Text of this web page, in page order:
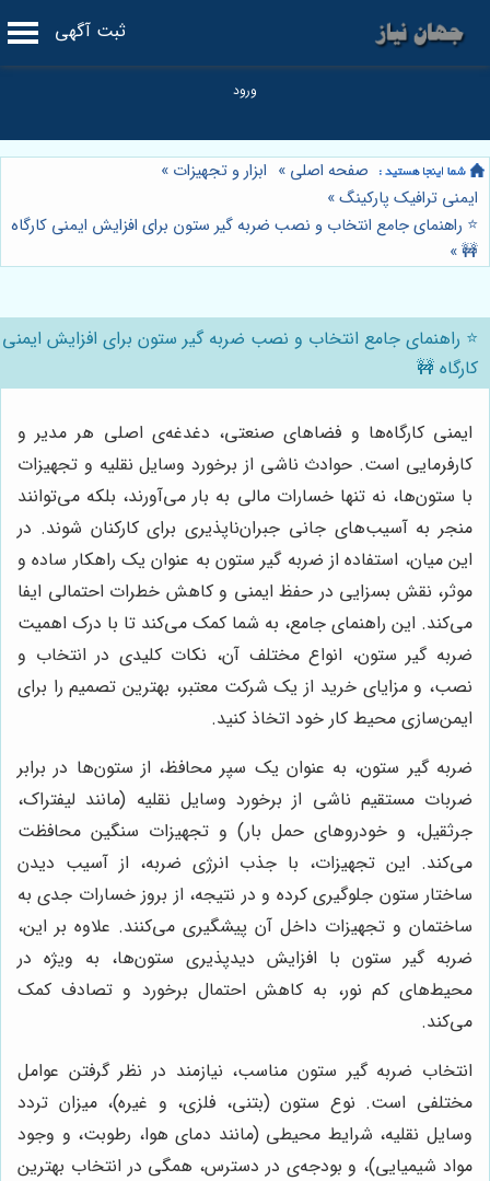
ثبت آگهی
صفحه اصلی » ابزار و تجهیزات »
ایمنی ترافیک پارکینگ»
⭐️ راهنمای جامع انتخاب و نصب ضربه گیر ستون برای افزایش ایمنی کارگاه
🚧
»
⭐️ راهنمای جامع انتخاب و نصب ضربه گیر ستون برای افزایش ایمنی
کارگاه 🚧
ایمنی کارگاه‌ها و فضاهای صنعتی، دغدغه‌ی اصلی هر مدیر و
کارفرمایی است. حوادث ناشی از برخورد وسایل نقلیه و تجهیزات
با ستون‌ها، نه تنها خسارات مالی به بار می‌آورند، بلکه می‌توانند
منجر به آسیب‌های جانی جبران‌ناپذیری برای کارکنان شوند. در
این میان، استفاده از ضربه گیر ستون به عنوان یک راهکار ساده و
موثر، نقش بسزایی در حفظ ایمنی و کاهش خطرات احتمالی ایفا
می‌کند. این راهنمای جامع، به شما کمک می‌کند تا با درک اهمیت
ضربه گیر ستون، انواع مختلف آن، نکات کلیدی در انتخاب و
نصب، و مزایای خرید از یک شرکت معتبر، بهترین تصمیم را برای
ایمن‌سازی محیط کار خود اتخاذ کنید.
ضربه گیر ستون، به عنوان یک سپر محافظ، از ستون‌ها در برابر
ضربات مستقیم ناشی از برخورد وسایل نقلیه (مانند لیفتراک،
جرثقیل، و خودروهای حمل بار) و تجهیزات سنگین محافظت
می‌کند. این تجهیزات، با جذب انرژی ضربه، از آسیب دیدن
ساختار ستون جلوگیری کرده و در نتیجه، از بروز خسارات جدی به
ساختمان و تجهیزات داخل آن پیشگیری می‌کنند. علاوه بر این،
ضربه گیر ستون با افزایش دیدپذیری ستون‌ها، به ویژه در
محیط‌های کم نور، به کاهش احتمال برخورد و تصادف کمک
می‌کند.
انتخاب ضربه گیر ستون مناسب، نیازمند در نظر گرفتن عوامل
مختلفی است. نوع ستون (بتنی، فلزی، و غیره)، میزان تردد
وسایل نقلیه، شرایط محیطی (مانند دمای هوا، رطوبت، و وجود
مواد شیمیایی)، و بودجه‌ی در دسترس، همگی در انتخاب بهترین